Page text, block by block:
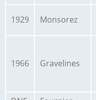
1929 Monsorez
1966 Gravelines